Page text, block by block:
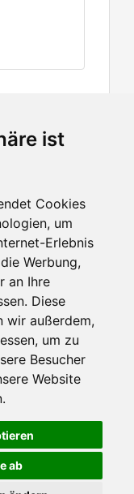
ist
Cookies
um
Erlebnis
Werbung,
an Ihre
Diese
wir außerdem,
um zu
Besucher
Website
ab Computer zu speichern.
andere helfen uns dabei, das